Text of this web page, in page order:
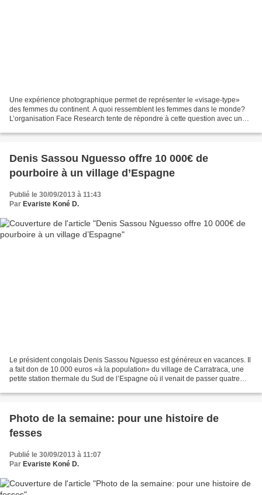
Une expérience photographique permet de représenter le «visage-type»
des femmes du continent. A quoi ressemblent les femmes dans le monde?
L’organisation Face Research tente de répondre à cette question avec une
Denis Sassou Nguesso offre 10 000€ de
pourboire à un village d’Espagne
Publié le 30/09/2013 à 11:43
Par Evariste Koné D.
Le président congolais Denis Sassou Nguesso est généreux en vacances. Il
a fait don de 10.000 euros «à la population» du village de Carratraca, une
petite station thermale du Sud de l’Espagne où il venait de passer quatre
Photo de la semaine: pour une histoire de
fesses
Publié le 30/09/2013 à 11:07
Par Evariste Koné D.